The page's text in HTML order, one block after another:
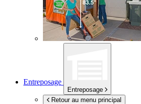
Entreposage
Entreposage
Retour au menu principal